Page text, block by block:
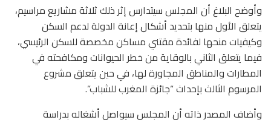
وأوضح البلاغ أن المجلس سيتدارس إثر ذلك ثلاثة مشاريع مراسيم،
يتعلق الأول منها بتحديد أشكال إعانة الدولة لدعم السكن
وكيفيات منحها لفائدة مقتني مساكن مخصصة للسكن الرئيسي،
فيما يتعلق الثاني بالوقاية من خطر الحيوانات ومكافحته في
المطارات والمناطق المجاورة لها، في حين يتعلق مشروع
المرسوم الثالث بإحداث “جائزة المغرب للشباب”.
وأضاف المصدر ذاته أن المجلس سيواصل أشغاله بدراسة